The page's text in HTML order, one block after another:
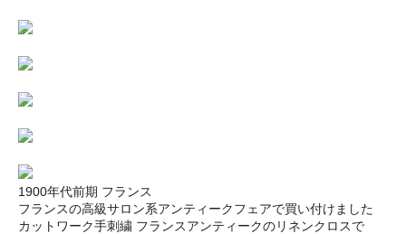
1900年代前期 フランス
フランスの高級サロン系アンティークフェアで買い付けました
カットワーク手刺繍 フランスアンティークのリネンクロスで